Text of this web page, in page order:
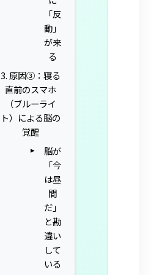
「反
動」
が来
る
3. 原因③：寝る
直前のスマホ
（ブルーライ
ト）による脳の
覚醒
脳が
「今
は昼
間
だ」
と勘
違い
して
いる